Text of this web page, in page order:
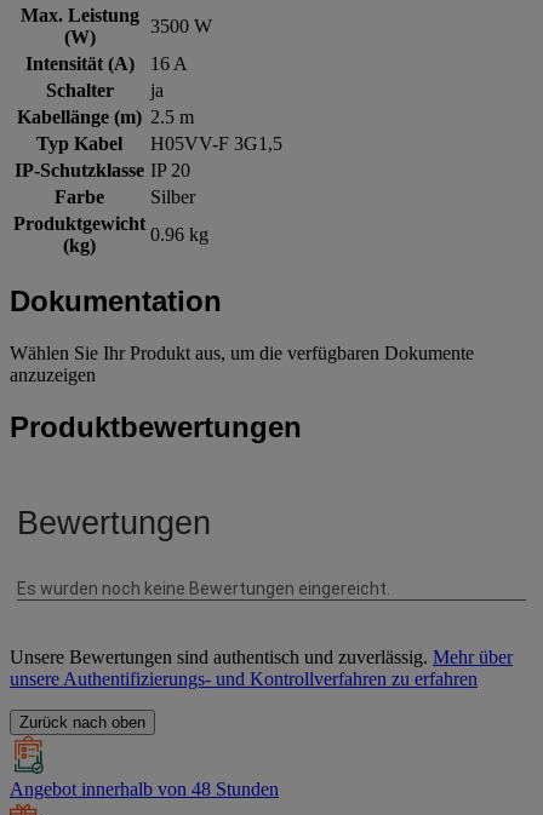
Max. Leistung
(W)
3500 W
Intensität (A)
16 A
Schalter
ja
Kabellänge (m) 2.5 m
Typ Kabel
H05VV-F 3G1,5
IP-Schutzklasse IP 20
Farbe
Silber
Produktgewicht
(kg)
0.96 kg
Dokumentation
Wählen Sie Ihr Produkt aus, um die verfügbaren Dokumente
anzuzeigen
Produktbewertungen
Unsere Bewertungen sind authentisch und zuverlässig. Mehr über
unsere Authentifizierungs- und Kontrollverfahren zu erfahren
Zurück nach oben
Angebot innerhalb von 48 Stunden